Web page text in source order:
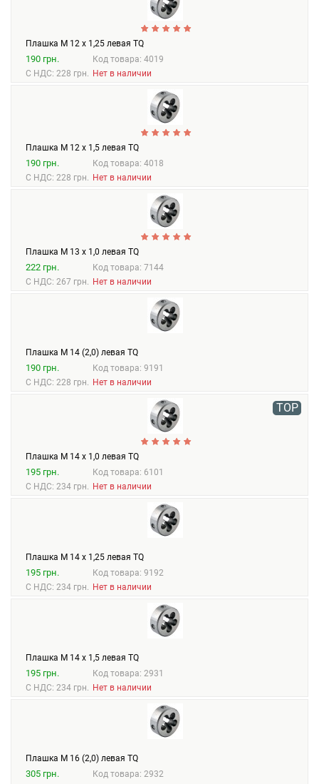
Плашка М 12 х 1,25 левая TQ
190 грн.
С НДС: 228 грн.
Код товара: 4019
Нет в наличии
Плашка М 12 х 1,5 левая TQ
190 грн.
С НДС: 228 грн.
Код товара: 4018
Нет в наличии
Плашка М 13 х 1,0 левая TQ
222 грн.
С НДС: 267 грн.
Код товара: 7144
Нет в наличии
Плашка М 14 (2,0) левая TQ
190 грн.
С НДС: 228 грн.
Код товара: 9191
Нет в наличии
TOP
Плашка М 14 х 1,0 левая TQ
195 грн.
С НДС: 234 грн.
Код товара: 6101
Нет в наличии
Плашка М 14 х 1,25 левая TQ
195 грн.
С НДС: 234 грн.
Код товара: 9192
Нет в наличии
Плашка М 14 х 1,5 левая TQ
195 грн.
С НДС: 234 грн.
Код товара: 2931
Нет в наличии
Плашка М 16 (2,0) левая TQ
305 грн.
Код товара: 2932